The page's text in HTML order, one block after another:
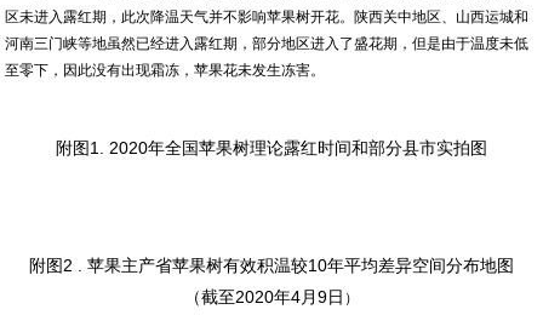
区未进入露红期，此次降温天气并不影响苹果树开花。陕西关中地区、山西运城和
河南三门峡等地虽然已经进入露红期，部分地区进入了盛花期，但是由于温度未低
至零下，因此没有出现霜冻，苹果花未发生冻害。
附图1. 2020年全国苹果树理论露红时间和部分县市实拍图
附图2 . 苹果主产省苹果树有效积温较10年平均差异空间分布地图
（截至2020年4月9日 ）